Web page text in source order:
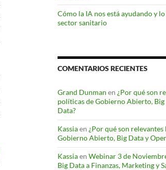
Cómo la IA nos está ayudando y
sector sanitario
COMENTARIOS RECIENTES
Grand Dunman en ¿Por qué son
políticas de Gobierno Abierto, Big
Data?
Kassiaen ¿Por qué son
Gobierno Abierto, Big Data y
Kassiaen Webinar 3 de
Big Data a Finanzas, Marketing y